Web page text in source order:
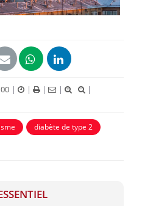
| | | |
|
diabète de type 2